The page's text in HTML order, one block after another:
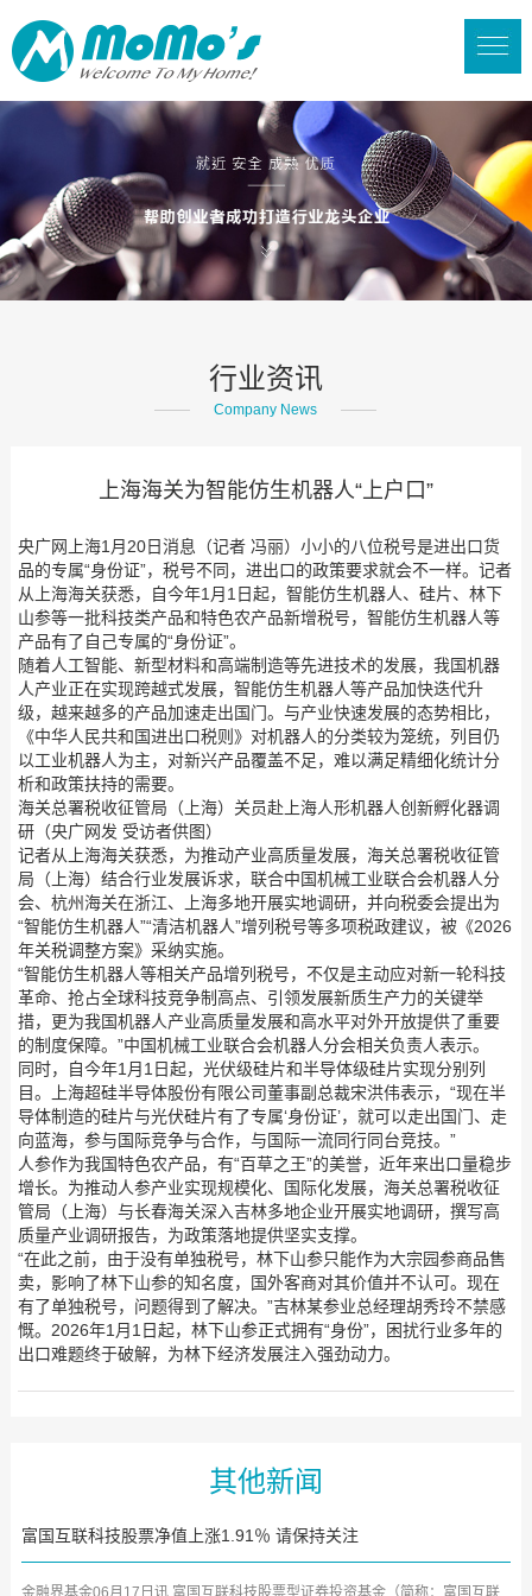
行业资讯
Company News
上海海关为智能仿生机器人“上户口”
央广网上海1月20日消息（记者 冯丽）小小的八位税号是进出口货
品的专属“身份证”，税号不同，进出口的政策要求就会不一样。记者
从上海海关获悉，自今年1月1日起，智能仿生机器人、硅片、林下
山参等一批科技类产品和特色农产品新增税号，智能仿生机器人等
产品有了自己专属的“身份证”。
随着人工智能、新型材料和高端制造等先进技术的发展，我国机器
人产业正在实现跨越式发展，智能仿生机器人等产品加快迭代升
级，越来越多的产品加速走出国门。与产业快速发展的态势相比，
《中华人民共和国进出口税则》对机器人的分类较为笼统，列目仍
以工业机器人为主，对新兴产品覆盖不足，难以满足精细化统计分
析和政策扶持的需要。
海关总署税收征管局（上海）关员赴上海人形机器人创新孵化器调
研（央广网发 受访者供图）
记者从上海海关获悉，为推动产业高质量发展，海关总署税收征管
局（上海）结合行业发展诉求，联合中国机械工业联合会机器人分
会、杭州海关在浙江、上海多地开展实地调研，并向税委会提出为
“智能仿生机器人”“清洁机器人”增列税号等多项税政建议，被《2026
年关税调整方案》采纳实施。
“智能仿生机器人等相关产品增列税号，不仅是主动应对新一轮科技
革命、抢占全球科技竞争制高点、引领发展新质生产力的关键举
措，更为我国机器人产业高质量发展和高水平对外开放提供了重要
的制度保障。”中国机械工业联合会机器人分会相关负责人表示。
同时，自今年1月1日起，光伏级硅片和半导体级硅片实现分别列
目。上海超硅半导体股份有限公司董事副总裁宋洪伟表示，“现在半
导体制造的硅片与光伏硅片有了专属‘身份证’，就可以走出国门、走
向蓝海，参与国际竞争与合作，与国际一流同行同台竞技。”
人参作为我国特色农产品，有“百草之王”的美誉，近年来出口量稳步
增长。为推动人参产业实现规模化、国际化发展，海关总署税收征
管局（上海）与长春海关深入吉林多地企业开展实地调研，撰写高
质量产业调研报告，为政策落地提供坚实支撑。
“在此之前，由于没有单独税号，林下山参只能作为大宗园参商品售
卖，影响了林下山参的知名度，国外客商对其价值并不认可。现在
有了单独税号，问题得到了解决。”吉林某参业总经理胡秀玲不禁感
慨。2026年1月1日起，林下山参正式拥有“身份”，困扰行业多年的
出口难题终于破解，为林下经济发展注入强劲动力。
其他新闻
富国互联科技股票净值上涨1.91％ 请保持关注
金融界基金06月17日讯 富国互联科技股票型证券投资基金（简称：富国互联